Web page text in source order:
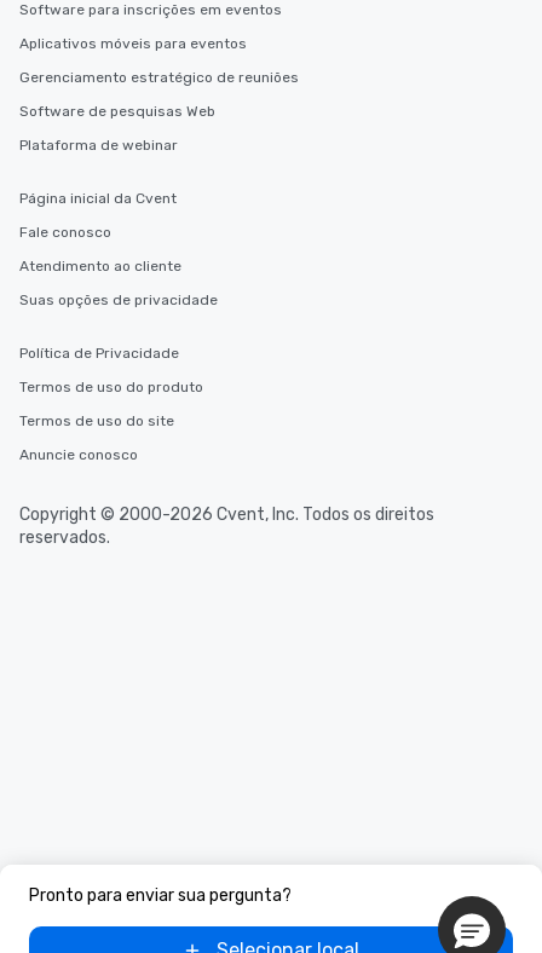
Pronto para enviar sua pergunta?
Software para inscrições em eventos
Aplicativos móveis para eventos
Gerenciamento estratégico de reuniões
Software de pesquisas Web
Plataforma de webinar
Página inicial da Cvent
Fale conosco
Atendimento ao cliente
Suas opções de privacidade
Política de Privacidade
Termos de uso do produto
Termos de uso do site
Anuncie conosco
Copyright © 2000-2026 Cvent, Inc. Todos os direitos
reservados.